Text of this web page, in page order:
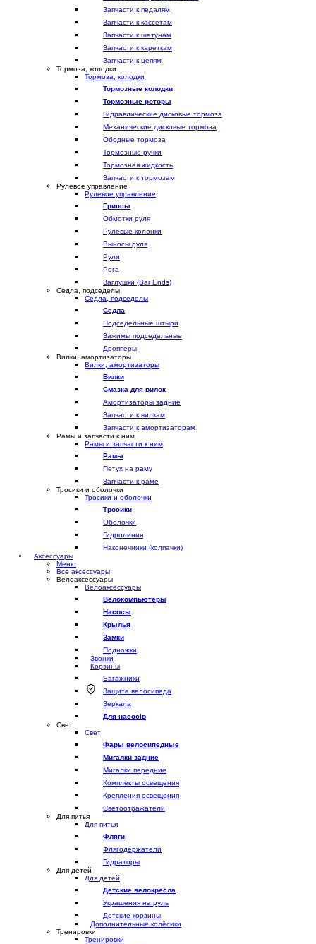
Запчасти к педалям
Запчасти к кассетам
Запчасти к шатунам
Запчасти к кареткам
Запчасти к цепям
Тормоза, колодки
Тормоза, колодки
Тормозные колодки
Тормозные роторы
Гидравлические дисковые тормоза
Механические дисковые тормоза
Ободные тормоза
Тормозные ручки
Тормозная жидкость
Запчасти к тормозам
Рулевое управление
Рулевое управление
Грипсы
Обмотки руля
Рулевые колонки
Выносы руля
Рули
Рога
Заглушки (Bar Ends)
Седла, подседелы
Седла, подседелы
Седла
Подседельные штыри
Зажимы подседельные
Дропперы
Вилки, амортизаторы
Вилки, амортизаторы
Вилки
Смазка для вилок
Амортизаторы задние
Запчасти к вилкам
Запчасти к амортизаторам
Рамы и запчасти к ним
Рамы и запчасти к ним
Рамы
Петух на раму
Запчасти к раме
Тросики и оболочки
Тросики и оболочки
Тросики
Оболочки
Гидролиния
Наконечники (колпачки)
Аксессуары
Меню
Все аксессуары
Велоаксессуары
Велоаксессуары
Велокомпьютеры
Насосы
Крылья
Замки
Подножки
Звонки
Корзины
Багажники
Защита велосипеда
Зеркала
Для насосів
Свет
Свет
Фары велосипедные
Мигалки задние
Мигалки передние
Комплекты освещения
Крепления освещения
Светоотражатели
Для питья
Для питья
Фляги
Флягодержатели
Гидраторы
Для детей
Для детей
Детские велокресла
Украшения на руль
Детские корзины
Дополнительные колёсики
Тренировки
Тренировки